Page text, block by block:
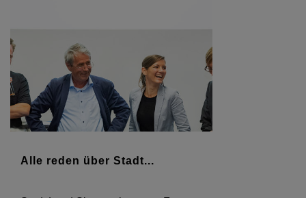
Alle reden über Stadt...